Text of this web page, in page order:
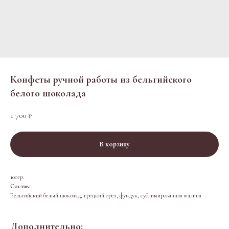
Конфеты ручной работы из бельгийского
белого шоколада
1 700 ₽
В корзину
100гр.
Состав:
Бельгийский белый шоколад, грецкий орех, фундук, сублимированная малина
Дополнительно: